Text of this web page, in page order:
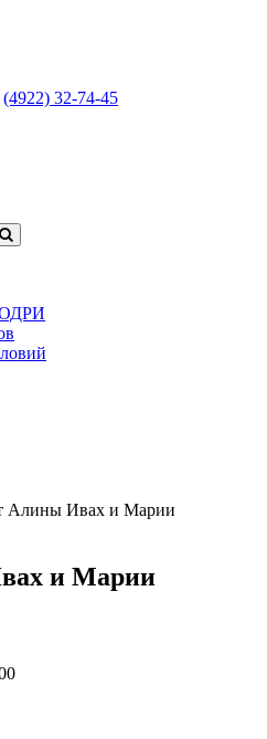
(4922) 32-74-45
ОДРИ
Алины Ивах и Марии
и Марии